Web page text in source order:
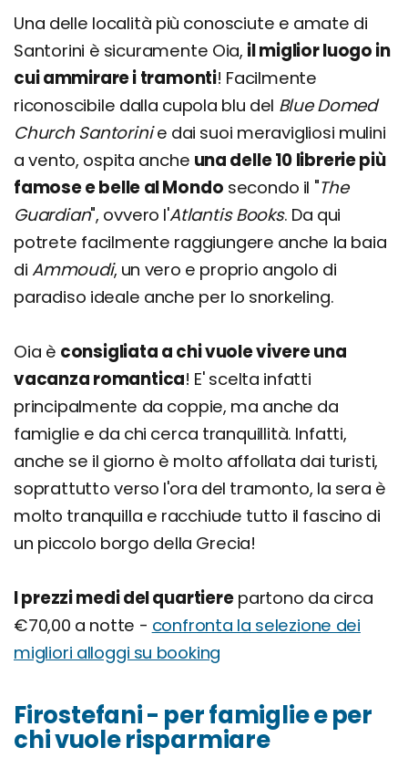
Una delle località più conosciute e amate di
Santorini è sicuramente Oia, il miglior luogo in
cui ammirare i tramonti! Facilmente
riconoscibile dalla cupola blu del Blue Domed
Church Santorinie dai suoi meravigliosi mulini
a vento, ospita anche una delle 10 librerie più
famose e belle al Mondo secondo il "The
Guardian", ovvero l'Atlantis Books. Da qui
potrete facilmente raggiungere anche la baia
di Ammoudi, un vero e proprio angolo di
paradiso ideale anche per lo snorkeling.
Oia è consigliata a chi vuole vivere una
vacanza romantica! E' scelta infatti
principalmente da coppie, ma anche da
famiglie e da chi cerca tranquillità. Infatti,
anche se il giorno è molto affollata dai turisti,
soprattutto verso l'ora del tramonto, la sera è
molto tranquilla e racchiude tutto il fascino di
un piccolo borgo della Grecia!
I prezzi medi del quartierepartono da circa
€70,00 a notte - confronta la selezione dei
migliori alloggi su booking
Firostefani - per famiglie e per
chi vuole risparmiare